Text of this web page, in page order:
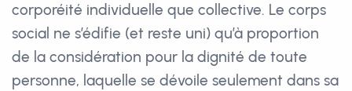
corporéité individuelle que collective. Le corps
social ne s’édifie (et reste uni) qu’à proportion
de la considération pour la dignité de toute
personne, laquelle se dévoile seulement dans sa